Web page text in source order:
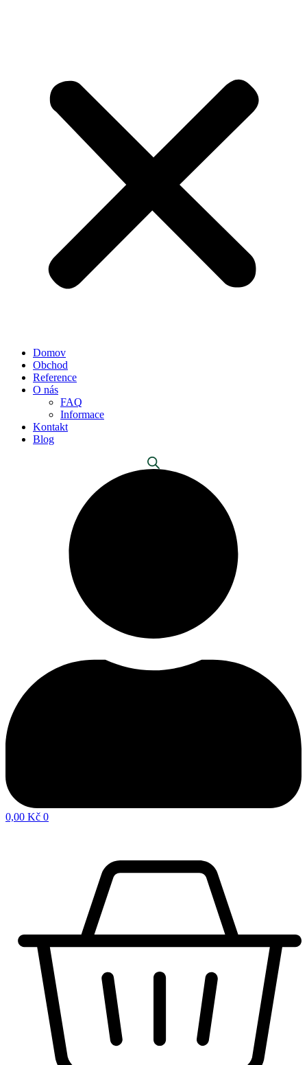
Domov
Obchod
Reference
O nás
FAQ
Informace
Kontakt
Blog
0,00 Kč 0